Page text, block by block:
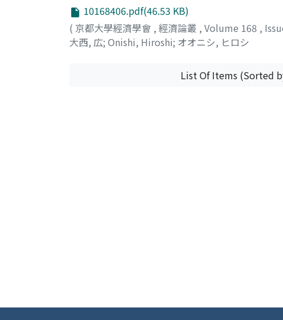
10168406.pdf(46.53 KB)
( 京都大學經濟學會 , 經濟論叢 , Volume 168 ,
大西, 広; Onishi, Hiroshi; オオニシ, ヒロシ
List Of Items (Sorted